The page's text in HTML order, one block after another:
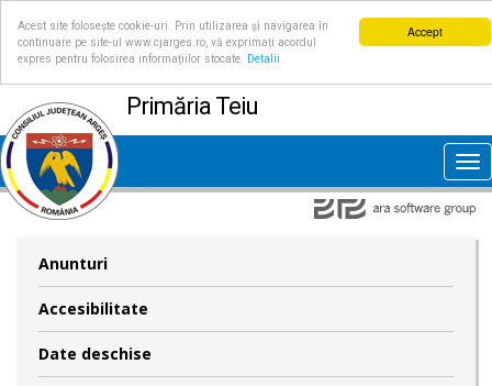
Accept
Acest site folosește cookie-uri. Prin utilizarea și navigarea în
continuare pe site-ul www.cjarges.ro, vă exprimați acordul
expres pentru folosirea informațiilor stocate.
Detalii
Primăria Teiu
Anunturi
Accesibilitate
Date deschise